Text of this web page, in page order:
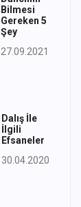
Bilmesi
Gereken 5
Şey
27.09.2021
Dalış İle
İlgili
Efsaneler
30.04.2020